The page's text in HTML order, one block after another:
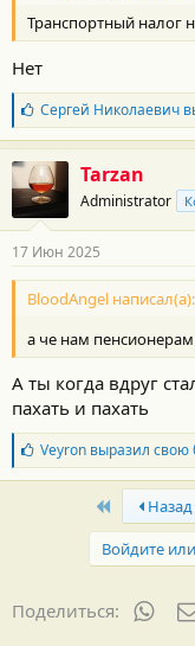
:
Транспортный налог
Нет
Б
л
а
г
о
д
а
н
о
с
и
:
Сергей Николаевич
Tarzan
Administrator
17 Июн 2025
BloodAngel написал(а):
а че нам
А ты когда вдруг
пахать и пахать
Б
л
а
о
Veyronвыразил свою
First Назад
Войдите
Поделиться: